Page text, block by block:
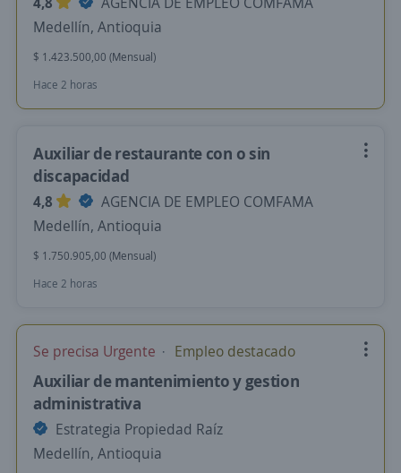
Medellín, Antioquia
$ 1.423.500,00 (Mensual)
Hace 2 horas
Auxiliar de restaurante con o sin
discapacidad
4,8
AGENCIA DE EMPLEO COMFAMA
Medellín, Antioquia
$ 1.750.905,00 (Mensual)
Hace 2 horas
Se precisa Urgente Empleo destacado
Auxiliar de mantenimiento y gestion
administrativa
Estrategia Propiedad Raíz
Medellín, Antioquia